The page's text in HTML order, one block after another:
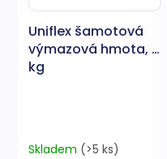
Uniflex šamotová
výmazová hmota, 5
kg
Skladem (>5 ks)